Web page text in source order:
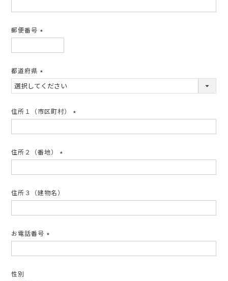
須)
郵便番号
須)
都道府県
(必
須)
住所１（市区町村）
須)
住所２（番地）
須)
住所３（建物名）
お電話番号
須)
性別